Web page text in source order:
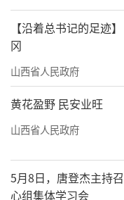
交通、通信等基
康养基地等建设
绿”工程持续推
断完善。如今，
原，“推窗见绿、
及的生态福利。
加
【沿着总书记的足迹
冈
山西省人民政府
黄花盈野 民安业旺
山西省人民政府
5月8日，唐登杰主持
心组集体学习会